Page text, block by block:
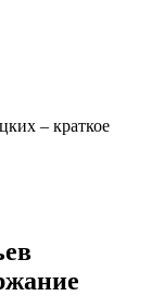
– краткое